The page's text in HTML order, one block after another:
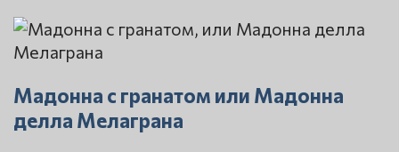
Мадонна с гранатом или Мадонна
делла Мелаграна